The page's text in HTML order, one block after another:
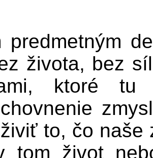
predmetným
života, bez
ktoré tu
to, čo naše
tom život